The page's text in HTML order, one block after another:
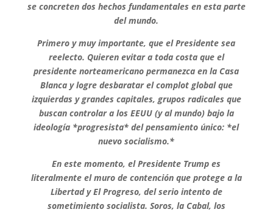
se concreten dos hechos fundamentales en esta parte
del mundo.
Primero y muy importante, que el Presidente sea
reelecto. Quieren evitar a toda costa que el
presidente norteamericano permanezca en la Casa
Blanca y logre desbaratar el complot global que
izquierdas y grandes capitales, grupos radicales que
buscan controlar a los EEUU (y al mundo) bajo la
ideología *progresista* del pensamiento único: *el
nuevo socialismo.*
En este momento, el Presidente Trump es
literalmente el muro de contención que protege a la
Libertad y El Progreso, del serio intento de
sometimiento socialista. Soros, la Cabal, los